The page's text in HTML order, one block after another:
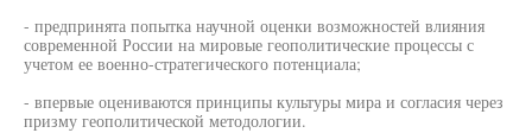
- предпринята попытка научной оценки возможностей влияния
современной России на мировые геополитические процессы с
учетом ее военно-стратегического потенциала;
- впервые оцениваются принципы культуры мира и согласия через
призму геополитической методологии.